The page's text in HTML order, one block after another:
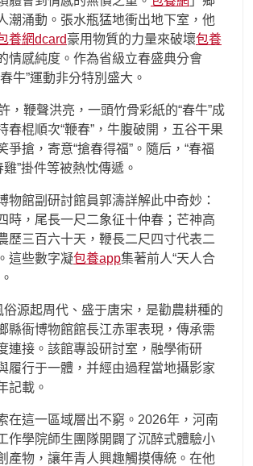
潮涌動。張水瓶猛地衝出地下室，他
養網dcard豪用物質的力量來破壞包養
情感純度。作為省級立春盛典分會
牛”運動非分特別盛大。
，鞭聲洪亮，一頭竹骨彩紙的“春牛”成
春棍順次“鞭春”，牛腹破開，五谷干果
爭搶，寄意“搶春得福”。隨后，“春福
雞”掛件等被熱忱傳遞。
物館副研討館員郭濤詳解此中奇妙：
時，尾長一尺二象征十仲春；芒神高
歷三百六十天，鞭長二尺四寸代表二
這些數字凝包養app集著前人“天人合
俗源起周代、盛于唐宋，是勸農耕種的
縣衙博物館館長江赤軍表現，傳承需
連接。該館專設研討室，融學術研
履行于一體，并經由過程當地攝影家
記載。
在這一區域層出不窮。2026年，河南
作學院師生團隊開闢了沉醉式體驗小
產物，讓年青人興趣觸摸傳統。在他